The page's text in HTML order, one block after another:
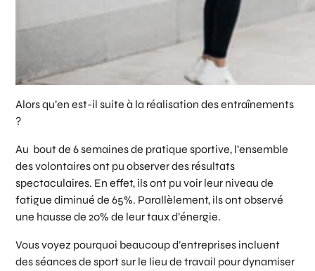
Alors qu’en est-il suite à la réalisation des entraînements
?
Au bout de 6 semaines de pratique sportive, l’ensemble
des volontaires ont pu observer des résultats
spectaculaires. En effet, ils ont pu voir leur niveau de
fatigue diminué de 65%. Parallèlement, ils ont observé
une hausse de 20% de leur taux d’énergie.
Vous voyez pourquoi beaucoup d’entreprises incluent
des séances de sport sur le lieu de travail pour dynamiser